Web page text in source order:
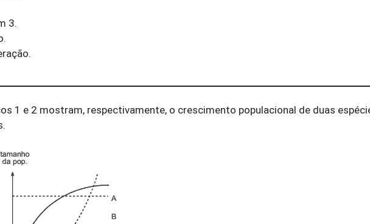
3.
1 e 2 mostram, respectivamente, o crescimento populacional de duas